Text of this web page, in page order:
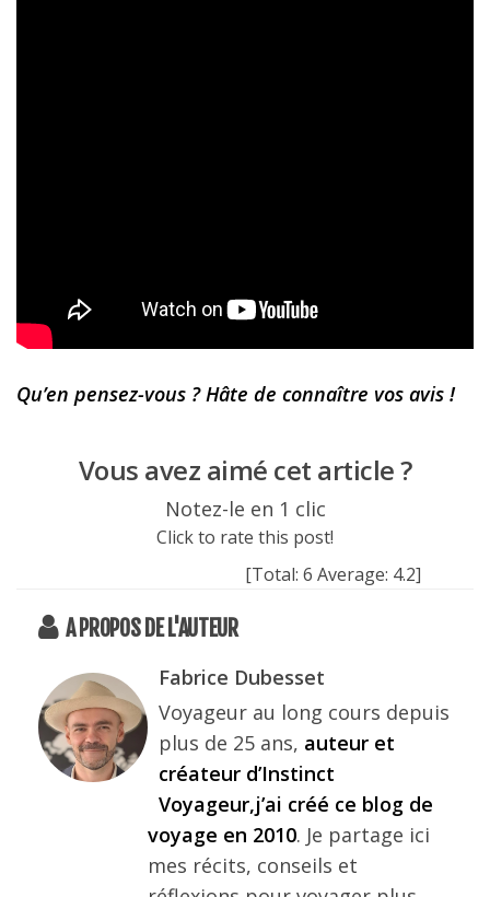
Qu’en pensez-vous ? Hâte de connaître vos avis !
Vous avez aimé cet article ?
Notez-le en 1 clic
Click to rate this post!
[Total: 6 Average: 4.2]
A PROPOS DE L'AUTEUR
Fabrice Dubesset
Voyageur au long cours depuis
plus de 25 ans, auteur et
créateur d’Instinct
Voyageur,j’ai créé ce blog de
voyage en 2010. Je partage ici
mes récits, conseils et